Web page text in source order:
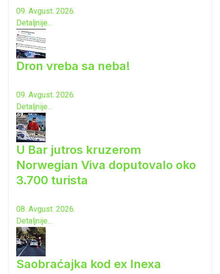
09. Avgust. 2026.
Detaljnije...
Dron vreba sa neba!
09. Avgust. 2026.
Detaljnije...
U Bar jutros kruzerom
Norwegian Viva doputovalo oko
3.700 turista
08. Avgust. 2026.
Detaljnije...
Saobraćajka kod ex Inexa